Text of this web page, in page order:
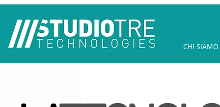
CHI SIAMO